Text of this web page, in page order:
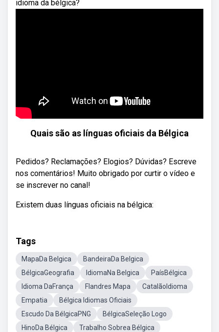
idioma da bélgica?
Quais são as línguas oficiais da Bélgica
Pedidos? Reclamações? Elogios? Dúvidas? Escreve
nos comentários! Muito obrigado por curtir o vídeo e
se inscrever no canal!
Existem duas línguas oficiais na bélgica:
Tags
MapaDa Belgica
BandeiraDa Belgica
BélgicaGeografia
IdiomaNa Belgica
PaísBélgica
Idioma DaFrança
Flandres Mapa
CatalãoIdioma
Empatia
Bélgica Idiomas Oficiais
Escudo Da BélgicaPNG
BélgicaSeleção Logo
HinoDa Bélgica
Trabalho Sobrea Bélgica